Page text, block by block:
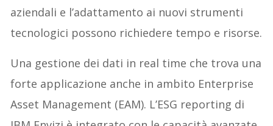
aziendali e l’adattamento ai nuovi strumenti
tecnologici possono richiedere tempo e risorse.
Una gestione dei dati in real time che trova una
forte applicazione anche in ambito Enterprise
Asset Management (EAM). L’ESG reporting di